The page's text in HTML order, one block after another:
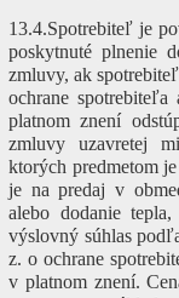
13.4.Spotrebiteľ je
poskytnuté plnenie
zmluvy, ak
ochrane
platnom znení
zmluvy uzavretej
ktorých predmetom
je na predaj v
alebo dodanie
výslovný súhlas
z. o ochrane
v platnom znení.